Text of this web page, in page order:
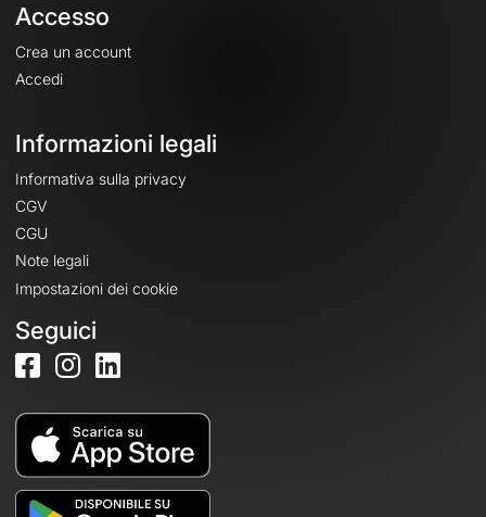
Accesso
Crea un account
Accedi
Informazioni legali
Informativa sulla privacy
CGV
CGU
Note legali
Impostazioni dei cookie
Seguici